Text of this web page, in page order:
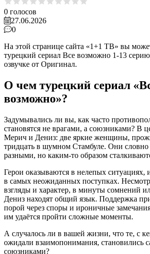
0 голосов
27.06.2026
0
На этой странице сайта «1+1 ТВ» вы
турецкий сериал Все возможно 1-13
озвучке от Оригинал.
О чем турецкий сериал
возможно»?
Задумывались ли вы, как часто
становятся не врагами, а союзниками? В
Мерич и Дениз: две яркие женщины,
тридцать в шумном Стамбуле. Они словно
разными, но каким-то образом
Герои оказываются в нелепых ситуациях,
в самых неожиданных поступках.
взгляды и характер, в минуты сомнений
Дениз находят общий язык. Поддержка
порой через споры и ироничные
им удаётся пройти сложные моменты.
А случалось ли в вашей жизни, что те, с
ожидали взаимопонимания, становились
союзниками?